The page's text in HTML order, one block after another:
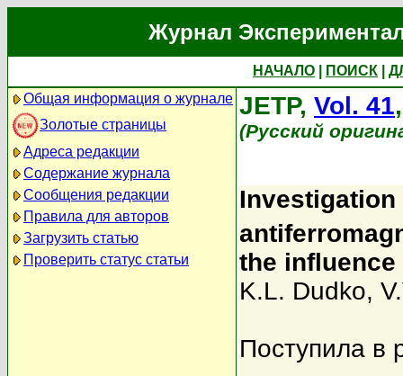
Журнал
НАЧАЛО ПОИСК
Общая информация о журнале
Золотые страницы
Адреса редакции
Содержание журнала
Сообщения редакции
Правила для авторов
Загрузить статью
Проверить статус статьи
JETP, Vol. 41
(Русский
Investigation
the
K.L. Dudko,
Поступила в